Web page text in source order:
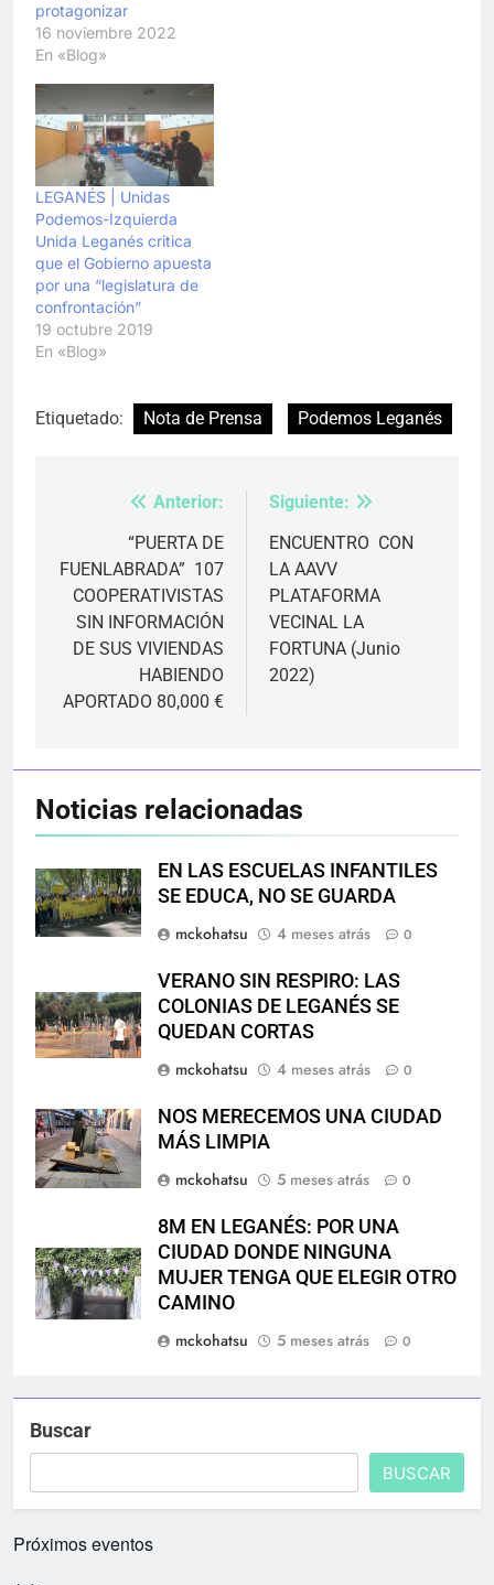
protagonizar
16 noviembre 2022
En «Blog»
LEGANÉS | Unidas
Podemos-Izquierda
Unida Leganés critica
que el Gobierno apuesta
por una “legislatura de
confrontación”
19 octubre 2019
En «Blog»
Etiquetado: Nota de Prensa Podemos Leganés
Navegación
entradas
Anterior:
“PUERTA DE
FUENLABRADA” 107
COOPERATIVISTAS
SIN INFORMACIÓN
DE SUS VIVIENDAS
HABIENDO
APORTADO 80,000 €
Siguiente:
ENCUENTRO CON
LA AAVV
PLATAFORMA
VECINAL LA
FORTUNA (Junio
2022)
Noticias relacionadas
EN LAS ESCUELAS INFANTILES
SE EDUCA, NO SE GUARDA
mckohatsu
4 meses atrás 0
VERANO SIN RESPIRO: LAS
COLONIAS DE LEGANÉS SE
QUEDAN CORTAS
mckohatsu
4 meses atrás 0
NOS MERECEMOS UNA CIUDAD
MÁS LIMPIA
mckohatsu
5 meses atrás 0
8M EN LEGANÉS: POR UNA
CIUDAD DONDE NINGUNA
MUJER TENGA QUE ELEGIR OTRO
CAMINO
mckohatsu
5 meses atrás 0
Buscar
BUSCAR
Próximos eventos